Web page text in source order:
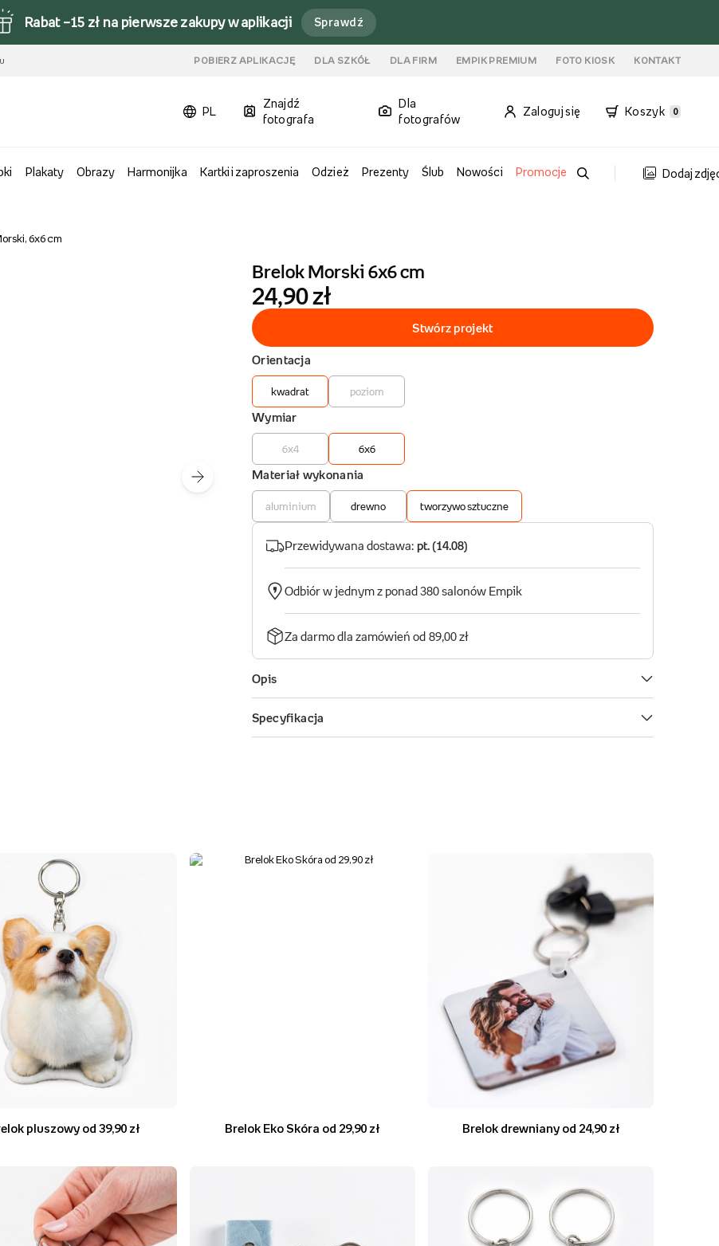
Rabat –15 zł na pierwsze zakupy w aplikacji Sprawdź
POBIERZ APLIKACJĘ DLA SZKÓŁ DLA FIRM EMPIK PREMIUM FOTO KIOSK KONTAKT
PL
Znajdź
fotografa
Dla
fotografów
Zaloguj się Koszyk 0
Plakaty Obrazy Harmonijka Kartki i zaproszenia Odzież Prezenty Ślub Nowości Promocje Dodaj
6x6 cm
pluszowy od 39,90 zł Brelok Eko Skóra od 29,90 zł Brelok drewniany od 24,90 zł